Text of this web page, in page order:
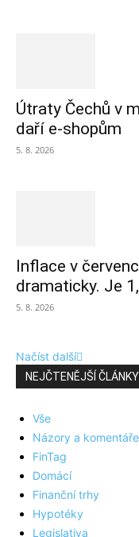
Útraty Čechů v
daří e-shopům
5. 8. 2026
Inflace v
dramaticky. Je
5. 8. 2026
Načíst další
NEJČTENĚJŠÍ ČLÁNKY
Vše
Názory a komentáře
FinTag
Domácí
Finanční trhy
Hypotéky
Legislativa